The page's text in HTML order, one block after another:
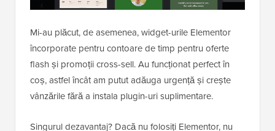
Mi-au plăcut, de asemenea, widget-urile Elementor
încorporate pentru contoare de timp pentru oferte
flash și promoții cross-sell. Au funcționat perfect în
coș, astfel încât am putut adăuga urgență și crește
vânzările fără a instala plugin-uri suplimentare.
Singurul dezavantaj? Dacă nu folosiți Elementor, nu